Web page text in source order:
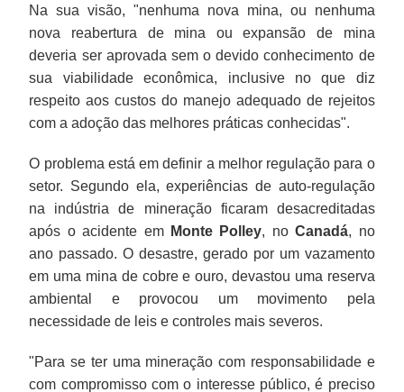
Na sua visão, "nenhuma nova mina, ou nenhuma
nova reabertura de mina ou expansão de mina
deveria ser aprovada sem o devido conhecimento de
sua viabilidade econômica, inclusive no que diz
respeito aos custos do manejo adequado de rejeitos
com a adoção das melhores práticas conhecidas".
O problema está em definir a melhor regulação para o
setor. Segundo ela, experiências de auto-regulação
na indústria de mineração ficaram desacreditadas
após o acidente em Monte Polley, noCanadá, no
ano passado. O desastre, gerado por um vazamento
em uma mina de cobre e ouro, devastou uma reserva
ambiental e provocou um movimento pela
necessidade de leis e controles mais severos.
"Para se ter uma mineração com responsabilidade e
com compromisso com o interesse público, é preciso